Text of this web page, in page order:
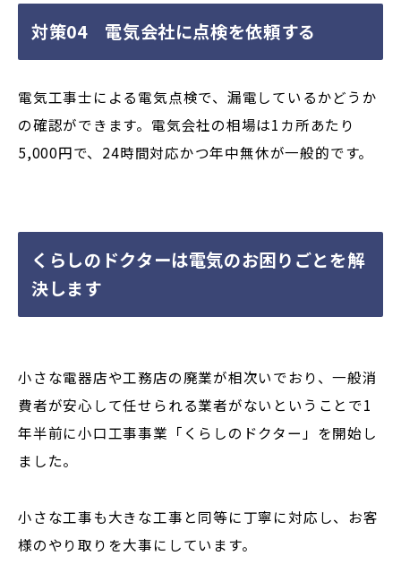
対策04 電気会社に点検を依頼する
電気工事士による電気点検で、漏電しているかどうか
の確認ができます。電気会社の相場は1カ所あたり
5,000円で、24時間対応かつ年中無休が一般的です。
くらしのドクターは電気のお困りごとを解
決します
小さな電器店や工務店の廃業が相次いでおり、一般消
費者が安心して任せられる業者がないということで1
年半前に小口工事事業「くらしのドクター」を開始し
ました。
小さな工事も大きな工事と同等に丁寧に対応し、お客
様のやり取りを大事にしています。